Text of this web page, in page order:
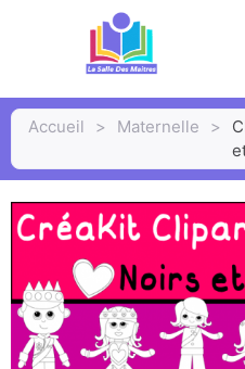
Accueil > Maternelle >